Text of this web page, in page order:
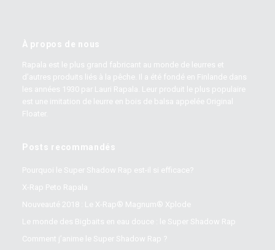
À propos de nous
Rapala est le plus grand fabricant au monde de leurres et
d’autres produits liés à la pêche. Il a été fondé en Finlande dans
les années 1930 par Lauri Rapala. Leur produit le plus populaire
est une imitation de leurre en bois de balsa appelée Original
Floater.
Posts recommandés
Pourquoi le Super Shadow Rap est-il si efficace?
X-Rap Peto Rapala
Nouveauté 2018 : Le X-Rap® Magnum® Xplode
Le monde des Bigbaits en eau douce : le Super Shadow Rap
Comment j’anime le Super Shadow Rap ?